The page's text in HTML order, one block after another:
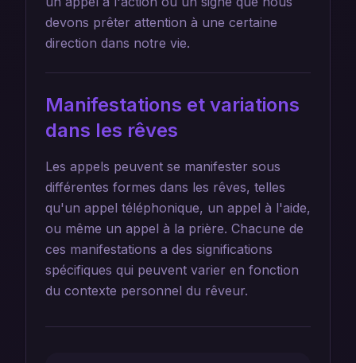
devons prêter attention à une certaine
direction dans notre vie.
Manifestations et variations
dans les rêves
Les appels peuvent se manifester sous
différentes formes dans les rêves, telles
qu'un appel téléphonique, un appel à l'aide,
ou même un appel à la prière. Chacune de
ces manifestations a des significations
spécifiques qui peuvent varier en fonction
du contexte personnel du rêveur.